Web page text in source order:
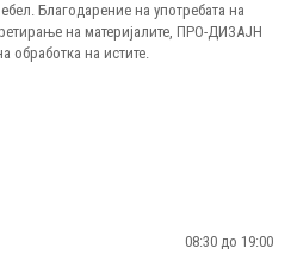
Благодарение на употребата на
на материјалите, ПРО-ДИЗАЈН
обработка на истите.
08:30 до 19:00